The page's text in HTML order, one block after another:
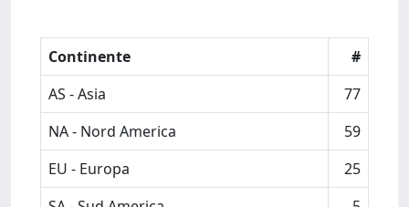
Continente
#
AS - Asia
77
NA - Nord America
59
EU - Europa
25